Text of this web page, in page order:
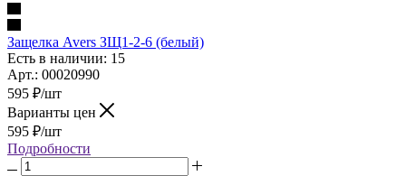
Защелка Avers ЗЩ1-2-6 (белый)
Есть в наличии: 15
Арт.: 00020990
595 ₽/шт
Варианты цен
595 ₽/шт
Подробности